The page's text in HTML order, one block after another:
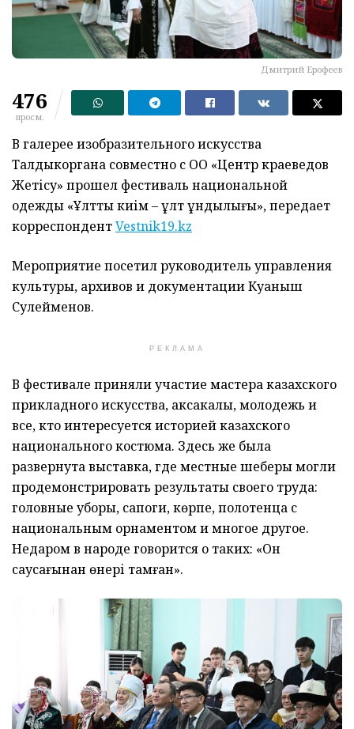
Дмитрий Ерофеев
476
просм.
В галерее изобразительного искусства
Талдыкоргана совместно с ОО «Центр краеведов
Жетісу» прошел фестиваль национальной
одежды «Ұлттық киім – ұлт құндылығы», передает
корреспондентVestnik19.kz
Мероприятие посетил руководитель управления
культуры, архивов и документации Куаныш
Сулейменов.
РЕКЛАМА
В фестивале приняли участие мастера казахского
прикладного искусства, аксакалы, молодежь и
все, кто интересуется историей казахского
национального костюма. Здесь же была
развернута выставка, где местные шеберы могли
продемонстрировать результаты своего труда:
головные уборы, сапоги, көрпе, полотенца с
национальным орнаментом и многое другое.
Недаром в народе говорится о таких: «Он
саусағынан өнері тамған».